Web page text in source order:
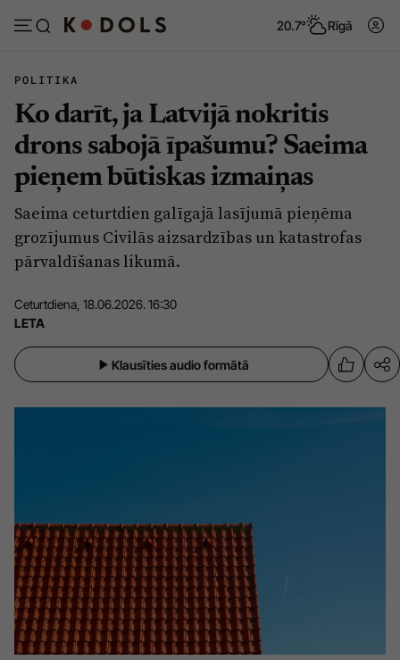
20.7° Rīgā
Abonēt Pieslēgties
Ziņas
Politika
Pašvaldības
Veselība
Ģimene
Vide
Tēmas
Viedokļi
Sarunas
Pierīga
Ādaži
Ķekava
Mārupe
Projekti
Mediju atbalsta fonds
Zivju fonds
Zaļā nākotne
POLITIKA
Ko darīt, ja Latvijā nokritis
drons sabojā īpašumu? Saeima
pieņem būtiskas izmaiņas
Saeima ceturtdien galīgajā lasījumā pieņēma
grozījumus Civilās aizsardzības un katastrofas
pārvaldīšanas likumā.
Ceturtdiena, 18.06.2026. 16:30
LETA
Klausīties audio formātā